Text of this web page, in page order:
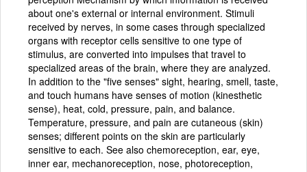
about one's external or internal environment. Stimuli
received by nerves, in some cases through specialized
organs with receptor cells sensitive to one type of
stimulus, are converted into impulses that travel to
specialized areas of the brain, where they are analyzed.
In addition to the "five senses" sight, hearing, smell, taste,
and touch humans have senses of motion (kinesthetic
sense), heat, cold, pressure, pain, and balance.
Temperature, pressure, and pain are cutaneous (skin)
senses; different points on the skin are particularly
sensitive to each. See also chemoreception, ear, eye,
inner ear, mechanoreception, nose, photoreception,